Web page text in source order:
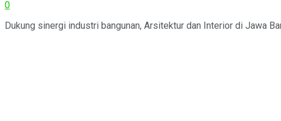
0
Dukung sinergi industri bangunan, Arsitektur dan Interior di Jawa